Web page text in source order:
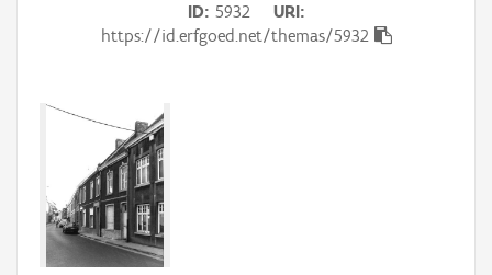
Persoon of collectief
Downloads
Hergebruik
Aanmelden
ID 5932
URI
https://id.erfgoed.net/themas/5932